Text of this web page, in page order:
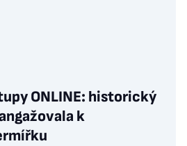
ONLINE: historický
k